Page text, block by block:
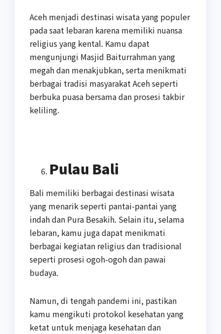
Aceh menjadi destinasi wisata yang populer
pada saat lebaran karena memiliki nuansa
religius yang kental. Kamu dapat
mengunjungi Masjid Baiturrahman yang
megah dan menakjubkan, serta menikmati
berbagai tradisi masyarakat Aceh seperti
berbuka puasa bersama dan prosesi takbir
keliling.
Pulau Bali
Bali memiliki berbagai destinasi wisata
yang menarik seperti pantai-pantai yang
indah dan Pura Besakih. Selain itu, selama
lebaran, kamu juga dapat menikmati
berbagai kegiatan religius dan tradisional
seperti prosesi ogoh-ogoh dan pawai
budaya.
Namun, di tengah pandemi ini, pastikan
kamu mengikuti protokol kesehatan yang
ketat untuk menjaga kesehatan dan